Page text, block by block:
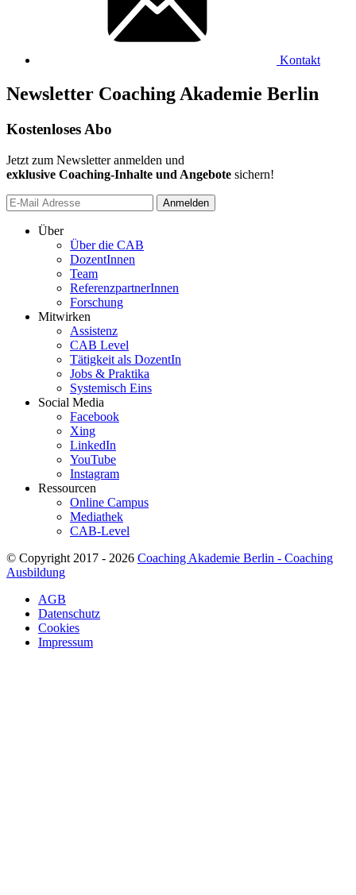
Kontakt
Newsletter Coaching Akademie Berlin
Kostenloses Abo
Jetzt zum Newsletter anmelden und
exklusive Coaching-Inhalte und Angebote sichern!
Anmelden
Über
Über die CAB
DozentInnen
Team
ReferenzpartnerInnen
Forschung
Mitwirken
Assistenz
CAB Level
Tätigkeit als DozentIn
Jobs & Praktika
Systemisch Eins
Social Media
Facebook
Xing
LinkedIn
YouTube
Instagram
Ressourcen
Online Campus
Mediathek
CAB-Level
© Copyright 2017 - 2026 Coaching Akademie Berlin - Coaching
Ausbildung
AGB
Datenschutz
Cookies
Impressum